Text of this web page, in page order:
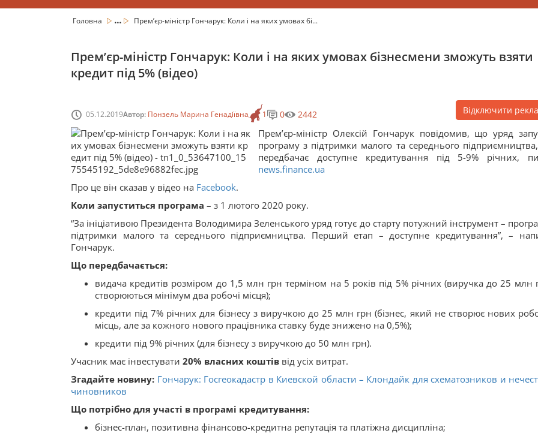
Головна ... Прем’єр-міністр Гончарук: Коли і на яких умовах бі...
Прем’єр-міністр Гончарук: Коли і на яких умовах бізнесмени зможуть взяти
кредит під 5% (відео)
05.12.2019Автор: Понзель Марина Генадіївна 1 0 2442 Відключити
Прем’єр-міністр Олексій Гончарук повідомив, що уряд
програму з підтримки малого та середнього
передбачає доступне кредитування під 5-9% річних,
news.finance.ua
Про це він сказав у відео на Facebook.
Коли запуститься програма – з 1 лютого 2020 року.
“За ініціативою Президента Володимира Зеленського уряд готує до старту потужний інструмент –
підтримки малого та середнього підприємництва. Перший етап – доступне кредитування”, –
Гончарук.
Що передбачається:
видача кредитів розміром до 1,5 млн грн терміном на 5 років під 5% річних (виручка до 25 млн
створюються мінімум два робочі місця);
кредити під 7% річних для бізнесу з виручкою до 25 млн грн (бізнес, який не створює нових
місць, але за кожного нового працівника ставку буде знижено на 0,5%);
кредити під 9% річних (для бізнесу з виручкою до 50 млн грн).
Учасник має інвестувати 20% власних коштів від усіх витрат.
Згадайте новину: Гончарук: Госгеокадастр в Киевской области – Клондайк для схематозников и
чиновников
Що потрібно для участі в програмі кредитування:
бізнес-план, позитивна фінансово-кредитна репутація та платіжна дисципліна;